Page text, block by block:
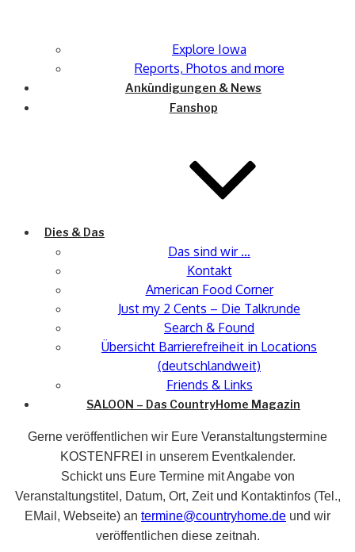
Explore Iowa
Reports, Photos and more
Ankündigungen & News
Fanshop
Dies & Das
Das sind wir …
Kontakt
American Food Corner
Just my 2 Cents – Die Talkrunde
Search & Found
Übersicht Barrierefreiheit in Locations
(deutschlandweit)
Friends & Links
SALOON – Das CountryHome Magazin
Gerne veröffentlichen wir Eure Veranstaltungstermine
KOSTENFREI in unserem Eventkalender.
Schickt uns Eure Termine mit Angabe von
Veranstaltungstitel, Datum, Ort, Zeit und Kontaktinfos (Tel.,
EMail, Webseite) an termine@countryhome.de und wir
veröffentlichen diese zeitnah.